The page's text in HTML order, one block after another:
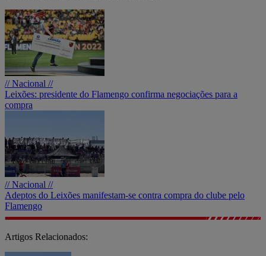
// Nacional //
Leixões: presidente do Flamengo confirma negociações para a
compra
// Nacional //
Adeptos do Leixões manifestam-se contra compra do clube pelo
Flamengo
Artigos Relacionados: